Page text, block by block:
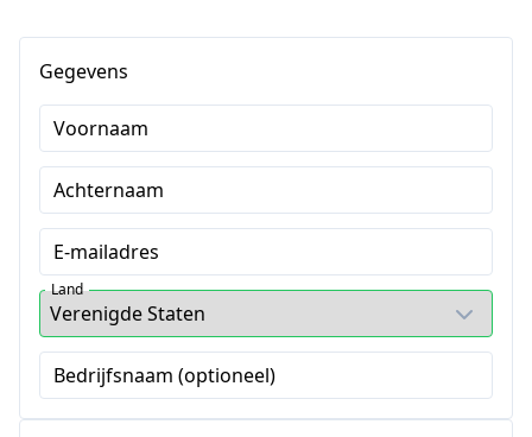
Gegevens
Voornaam
Achternaam
E-mailadres
Land
Bedrijfsnaam (optioneel)